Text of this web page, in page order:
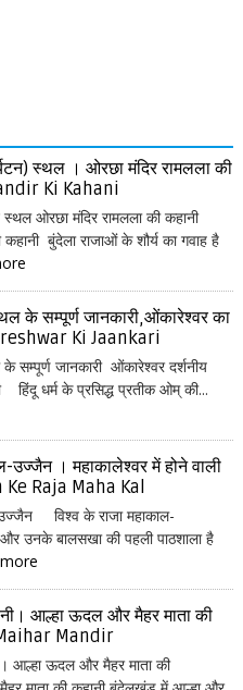
स्थल । ओरछा मंदिर रामलला की
Ki Kahani
ओरछा मंदिर रामलला की कहानी
बुंदेला राजाओं के शौर्य का गवाह है
के सम्पूर्ण जानकारी,ओंकारेश्वर का
Ki Jaankari
सम्पूर्ण जानकारी ओंकारेश्वर दर्शनीय
हिंदू धर्म के प्रसिद्ध प्रतीक ओम् की...
उज्जैन । महाकालेश्वर में होने वाली
Ke Raja Maha Kal
उज्जैन विश्व के राजा महाकाल-
उनके बालसखा की पहली पाठशाला है
आल्हा ऊदल और मैहर माता की
Mandir
आल्हा ऊदल और मैहर माता की